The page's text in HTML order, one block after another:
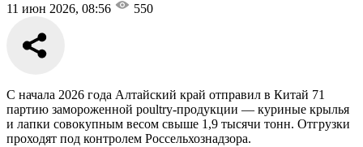
11 июн 2026, 08:56 550
С начала 2026 года Алтайский край отправил в Китай 71
партию замороженной poultry-продукции — куриные крылья
и лапки совокупным весом свыше 1,9 тысячи тонн. Отгрузки
проходят под контролем Россельхознадзора.